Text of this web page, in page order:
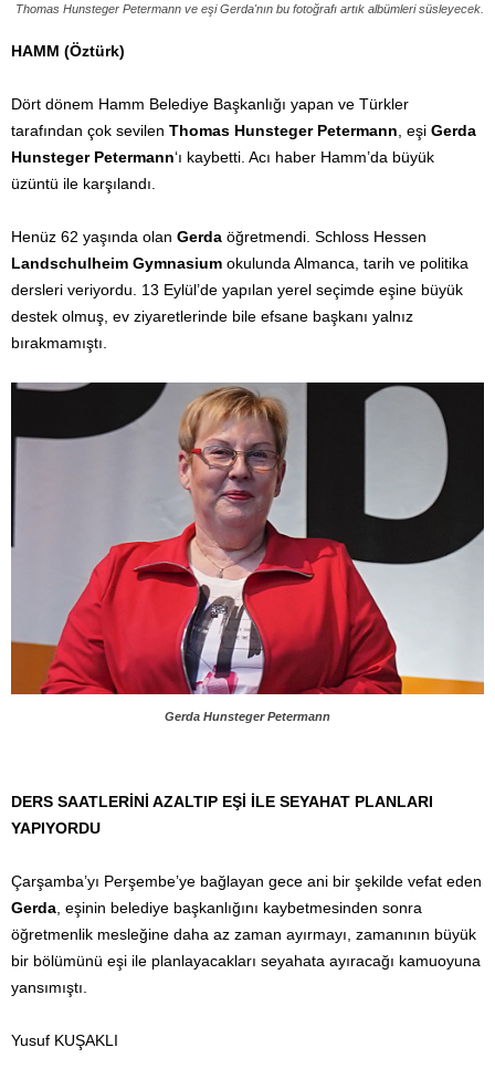
Thomas Hunsteger Petermann ve eşi Gerda'nın bu fotoğrafı artık albümleri süsleyecek.
HAMM (Öztürk)
Dört dönem Hamm Belediye Başkanlığı yapan ve Türkler
tarafından çok sevilen Thomas Hunsteger Petermann , eşi Gerda
Hunsteger Petermann‘ı kaybetti. Acı haber Hamm’da büyük
üzüntü ile karşılandı.
Henüz 62 yaşında olan Gerda öğretmendi. Schloss Hessen
Landschulheim Gymnasium okulunda Almanca, tarih ve politika
dersleri veriyordu. 13 Eylül’de yapılan yerel seçimde eşine büyük
destek olmuş, ev ziyaretlerinde bile efsane başkanı yalnız
bırakmamıştı.
Gerda Hunsteger Petermann
DERS SAATLERİNİ AZALTIP EŞİ İLE SEYAHAT PLANLARI
YAPIYORDU
Çarşamba’yı Perşembe’ye bağlayan gece ani bir şekilde vefat eden
Gerda , eşinin belediye başkanlığını kaybetmesinden sonra
öğretmenlik mesleğine daha az zaman ayırmayı, zamanının büyük
bir bölümünü eşi ile planlayacakları seyahata ayıracağı kamuoyuna
yansımıştı.
Yusuf KUŞAKLI